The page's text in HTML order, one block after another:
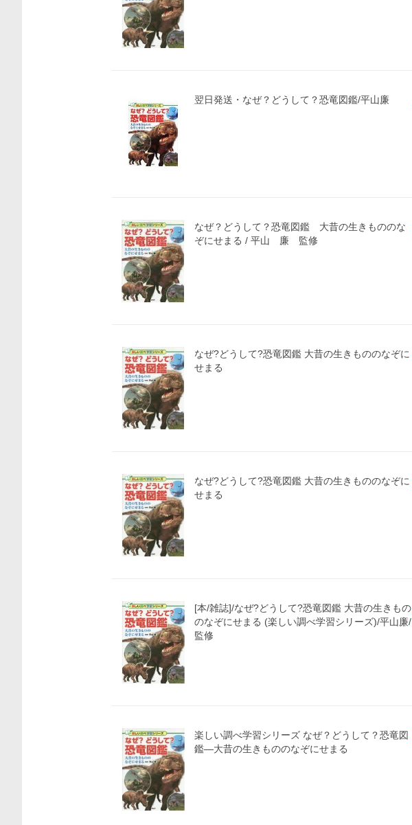
翌日発送・なぜ？どうして？恐竜図鑑/平山廉
なぜ？どうして？恐竜図鑑 大昔の生きもののな
ぞにせまる / 平山 廉 監修
なぜ?どうして?恐竜図鑑 大昔の生きもののなぞに
せまる
なぜ?どうして?恐竜図鑑 大昔の生きもののなぞに
せまる
[本/雑誌]/なぜ?どうして?恐竜図鑑 大昔の生きもの
のなぞにせまる (楽しい調べ学習シリーズ)/平山廉/
監修
楽しい調べ学習シリーズ なぜ？どうして？恐竜図
鑑―大昔の生きもののなぞにせまる